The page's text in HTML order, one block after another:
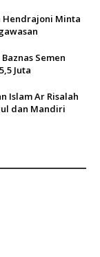
Hendrajoni Minta
Semen
Juta
Islam Ar Risalah
dan Mandiri